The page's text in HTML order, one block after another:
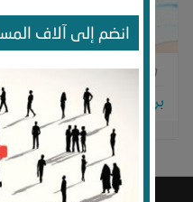
انضم إلى آلاف
0
0
برجاء تسجيل الدخول